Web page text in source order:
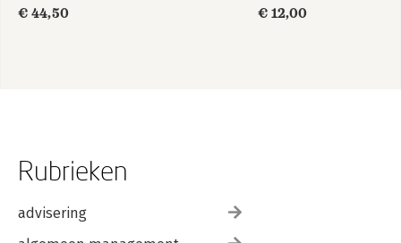
€ 44,50
€ 12,00
Rubrieken
advisering